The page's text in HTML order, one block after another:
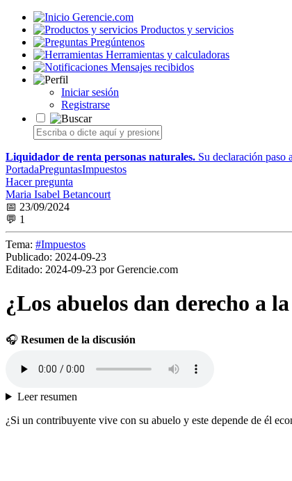
Gerencie.com
Productos y servicios
Pregúntenos
Herramientas y calculadoras
Mensajes recibidos
Iniciar sesión
Registrarse
Liquidador de renta personas naturales. Su declaración paso
PortadaPreguntasImpuestos
Hacer pregunta
Maria Isabel Betancourt
📅 23/09/2024
💬 1
Tema: #Impuestos
Publicado: 2024-09-23
Editado: 2024-09-23 por Gerencie.com
¿Los abuelos dan derecho a
🎧 Resumen de la discusión
Leer resumen
¿Si un contribuyente vive con su abuelo y este depende de él